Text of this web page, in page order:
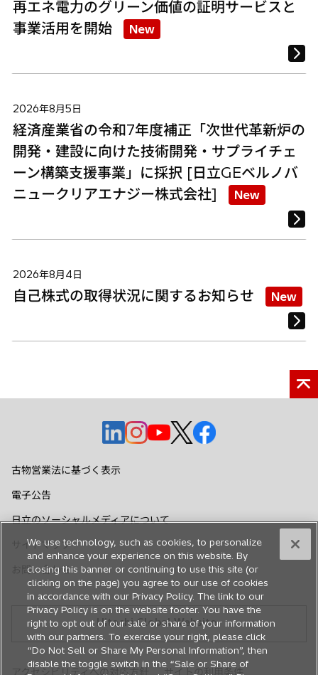
再エネ電力のグリーン価値の証明サービスと
事業活用を開始
New
2026年8月5日
経済産業省の令和7年度補正「次世代革新炉の
開発・建設に向けた技術開発・サプライチェ
ーン構築支援事業」に採択 [日立GEベルノバ
ニュークリアエナジー株式会社]
New
2026年8月4日
自己株式の取得状況に関するお知らせ New
新
し
で
く
新
で
く
新
し
く
新
し
く
新
く
古物営業法に基づく表示
電子公告
日立のソーシャルメディアについて
サイトマップ
お問い合わせ
Hitachi Global Website
アクセシビリティへの対応方針 サイトの利用条件
We use technology, such as cookies, to personalize
and enhance your experience on this website. By
closing this banner or continuing to use this site (or
clicking on the page) you agree to our use of cookies
in accordance with our Privacy Policy. The link to our
Privacy Policy is on the website footer. You have the
right to opt out of our sale or share of your information
with our partners. To exercise your right, please click
“Do Not Sell or Share My Personal Information”, then
disable the toggle switch in the “Sale or Share of